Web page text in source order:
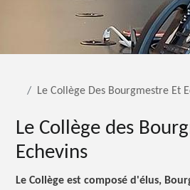
Le Collège Des Bourgmestre Et
Le Collège des
Echevins
Le Collège est composé d'élus,